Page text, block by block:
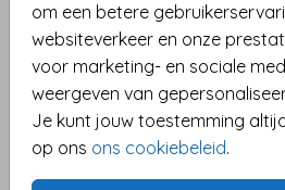
om een betere
websiteverkeer en onze
voor marketing- en sociale
weergeven van
Je kunt jouw toestemming
op ons ons cookiebeleid.
Maak dit jaar indruk met een
met jouw eigen foto! Deze kaart
en een opvallend roze met rood
geïnspireerd door de populaire
Vervang eenvoudig de
afbeelding en pas de tekst naar
glanzende goudfolie sterren en
Toon meer
Collectie